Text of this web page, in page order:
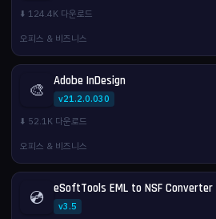
⬇️ 124.4K 다운로드
오피스 & 비즈니스
🎨 Adobe InDesign
v21.2.0.030
⬇️ 52.1K 다운로드
오피스 & 비즈니스
💿 eSoftTools EML to NSF Converter
v3.5